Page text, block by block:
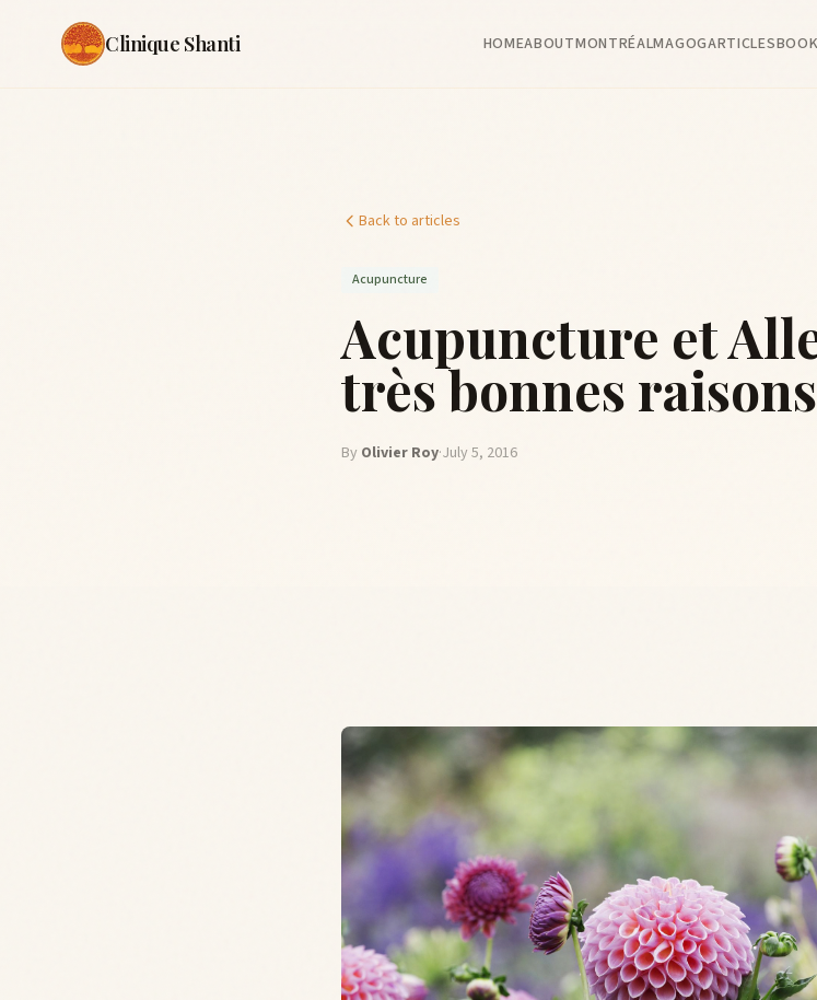
Clinique Shanti HOMEABOUTMONTRÉALMAGOGARTICLES
Back to articles
Acupuncture
Acupuncture et
très bonnes raisons
By Olivier Roy·July 5, 2016